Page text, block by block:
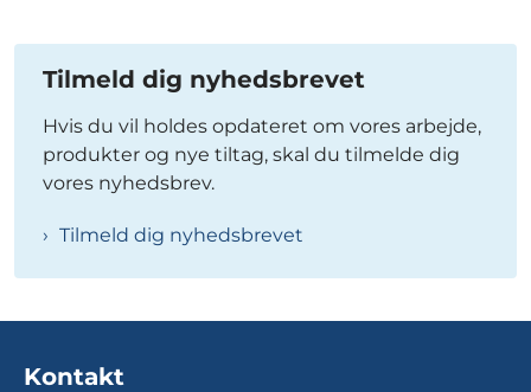
Tilmeld dig nyhedsbrevet
Hvis du vil holdes opdateret om vores arbejde,
produkter og nye tiltag, skal du tilmelde dig
vores nyhedsbrev.
Tilmeld dig nyhedsbrevet
Kontakt